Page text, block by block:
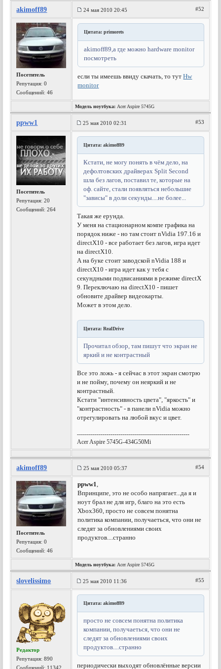
akimoff89 24 мая 2010 20:45 #52
Посетитель
Репутация:0
Сообщений: 46
Цитата: primorets
akimoff89,а где можно hardware monitor
посмотреть
если ты имеешь ввиду скачать, то тутHw
monitor
Модель ноутбука: Acer Aspire 5745G
ppww1 25 мая 2010 02:31 #53
Посетитель
Репутация:20
Сообщений: 264
Цитата: akimoff89
Кстати, не могу понять в чём дело, на
дефолтовских драйверах Split Second
шла без лагов, поставил те, которые на
оф. сайте, стали появляться небольшие
"зависы" в доли секунды....не более...
Такая же ерунда.
У меня на стационарном компе графика на
порядок ниже - но там стоит nVidia 197.16 и
directX10 - все работает без лагов, игра идет
на directX10.
А на буке стоит заводской nVidia 188 и
directX10 - игра идет как у тебя с
секундными подвисаниями в режиме directX
9. Переключаю на directX10 - пишет
обновите драйвер видеокарты.
Может в этом дело.
Цитата: RealDrive
Прочитал обзор, там пишут что экран не
яркий и не контрастный
Все это ложь - я сейчас в этот экран смотрю
и не пойму, почему он неяркий и не
контрастный.
Кстати "интенсивность цвета", "яркость" и
"контрастность" - в панели nVidia можно
отрегулировать на любой вкус и цвет.
---------------------------------------------------------
Acer Aspire 5745G-434G50Mi
akimoff89 25 мая 2010 05:37 #54
Посетитель
Репутация:0
Сообщений: 46
ppww1,
Впринципе, это не особо напрягает...да я и
ноут брал не для игр, благо на это есть
Xbox360, просто не совсем понятна
политика компании, получаеться, что они не
следят за обновлениями своих
продуктов....странно
Модель ноутбука: Acer Aspire 5745G
slovelissimo 25 мая 2010 11:36 #55
Редактор
Репутация:890
Сообщений: 11342
Цитата: akimoff89
просто не совсем понятна политика
компании, получаеться, что они не
следят за обновлениями своих
продуктов....странно
периодически выходят обновлённые версии